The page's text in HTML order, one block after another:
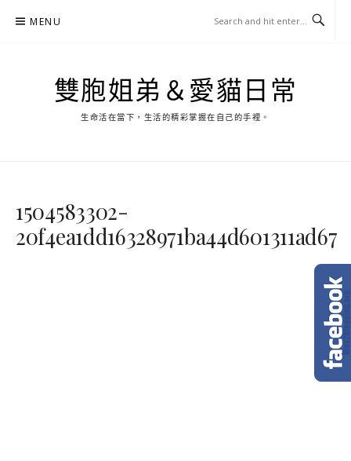
MENU
雙胞姐弟＆愛貓日常
生命活在當下，生活的精彩掌握在自己的手裡。
1504583302-
20f4ea1dd16328971ba44d601311ad67